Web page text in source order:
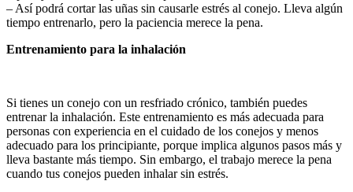
– Así podrá cortar las uñas sin causarle estrés al conejo. Lleva algún
tiempo entrenarlo, pero la paciencia merece la pena.
Entrenamiento para la inhalación
Si tienes un conejo con un resfriado crónico, también puedes
entrenar la inhalación. Este entrenamiento es más adecuada para
personas con experiencia en el cuidado de los conejos y menos
adecuado para los principiante, porque implica algunos pasos más y
lleva bastante más tiempo. Sin embargo, el trabajo merece la pena
cuando tus conejos pueden inhalar sin estrés.